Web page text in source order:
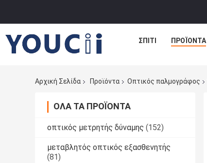
ΣΠΊΤΙ ΠΡΟΪΌΝΤΑ
Αρχική Σελίδα Προϊόντα Οπτικός παλμογράφος
ΌΛΑ ΤΑ ΠΡΟΪΌΝΤΑ
οπτικός μετρητής δύναμης (152)
μεταβλητός οπτικός εξασθενητής
(81)